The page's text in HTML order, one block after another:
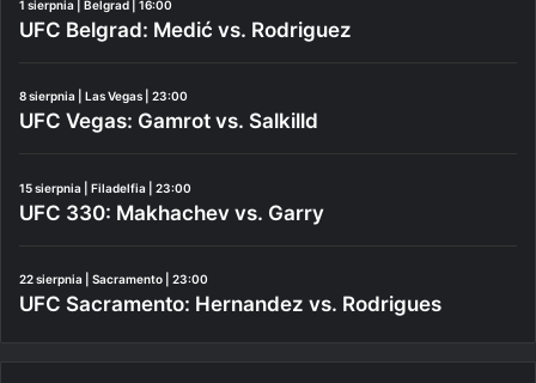
1 sierpnia | Belgrad | 16:00
UFC Belgrad: Medić vs. Rodriguez
8 sierpnia | Las Vegas | 23:00
UFC Vegas: Gamrot vs. Salkilld
15 sierpnia | Filadelfia | 23:00
UFC 330: Makhachev vs. Garry
22 sierpnia | Sacramento | 23:00
UFC Sacramento: Hernandez vs. Rodrigues